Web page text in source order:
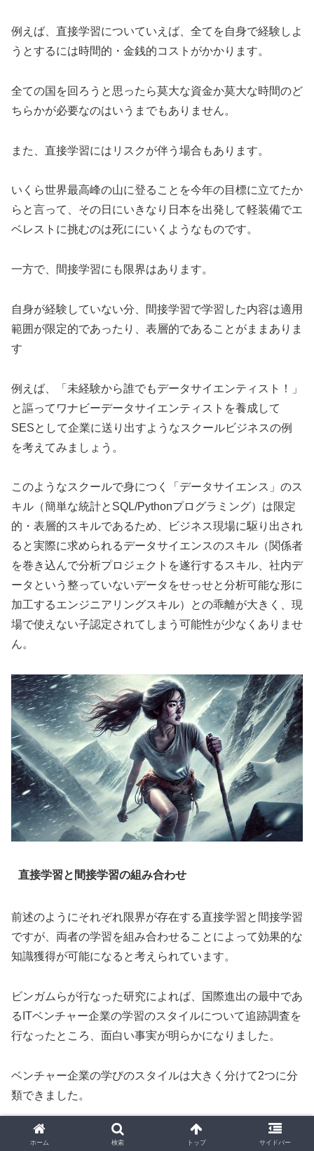
例えば、直接学習についていえば、全てを自身で経験しよ
うとするには時間的・金銭的コストがかかります。
全ての国を回ろうと思ったら莫大な資金か莫大な時間のど
ちらかが必要なのはいうまでもありません。
また、直接学習にはリスクが伴う場合もあります。
いくら世界最高峰の山に登ることを今年の目標に立てたか
らと言って、その日にいきなり日本を出発して軽装備でエ
ベレストに挑むのは死ににいくようなものです。
一方で、間接学習にも限界はあります。
自身が経験していない分、間接学習で学習した内容は適用
範囲が限定的であったり、表層的であることがままありま
す
例えば、「未経験から誰でもデータサイエンティスト！」
と謳ってワナビーデータサイエンティストを養成して
SESとして企業に送り出すようなスクールビジネスの例
を考えてみましょう。
このようなスクールで身につく「データサイエンス」のス
キル（簡単な統計とSQL/Pythonプログラミング）は限定
的・表層的スキルであるため、ビジネス現場に駆り出され
ると実際に求められるデータサイエンスのスキル（関係者
を巻き込んで分析プロジェクトを遂行するスキル、社内デ
ータという整っていないデータをせっせと分析可能な形に
加工するエンジニアリングスキル）との乖離が大きく、現
場で使えない子認定されてしまう可能性が少なくありませ
ん。
直接学習と間接学習の組み合わせ
前述のようにそれぞれ限界が存在する直接学習と間接学習
ですが、両者の学習を組み合わせることによって効果的な
知識獲得が可能になると考えられています。
ビンガムらが行なった研究によれば、国際進出の最中であ
るITベンチャー企業の学習のスタイルについて追跡調査を
行なったところ、面白い事実が明らかになりました。
ベンチャー企業の学びのスタイルは大きく分けて2つに分
類できました。
1つ目が直接学習からスタートし、継続して直接学習を行
ホーム 検索 トップ サイドバー